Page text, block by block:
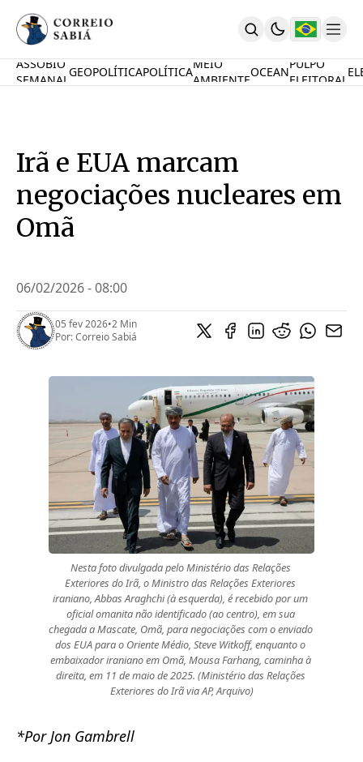
Comunidade
MauriNews
Contrate
English
Inovações
Calcule A Poupança
PARTICIPE
ASSOBIO
SEMANAL
GEOPOLÍTICAPOLÍTICA
MEIO
AMBIENTE
OCEAN
PULPO
ELEITORAL
Irã e EUA marcam
negociações nucleares em
Omã
06/02/2026 - 08:00
05 fev 2026•2 Min
Por:Correio Sabiá
Nesta foto divulgada pelo Ministério das Relações
Exteriores do Irã, o Ministro das Relações Exteriores
iraniano, Abbas Araghchi (à esquerda), é recebido por um
oficial omanita não identificado (ao centro), em sua
chegada a Mascate, Omã, para negociações com o enviado
dos EUA para o Oriente Médio, Steve Witkoff, enquanto o
embaixador iraniano em Omã, Mousa Farhang, caminha à
direita, em 11 de maio de 2025. (Ministério das Relações
Exteriores do Irã via AP, Arquivo)
*Por Jon Gambrell